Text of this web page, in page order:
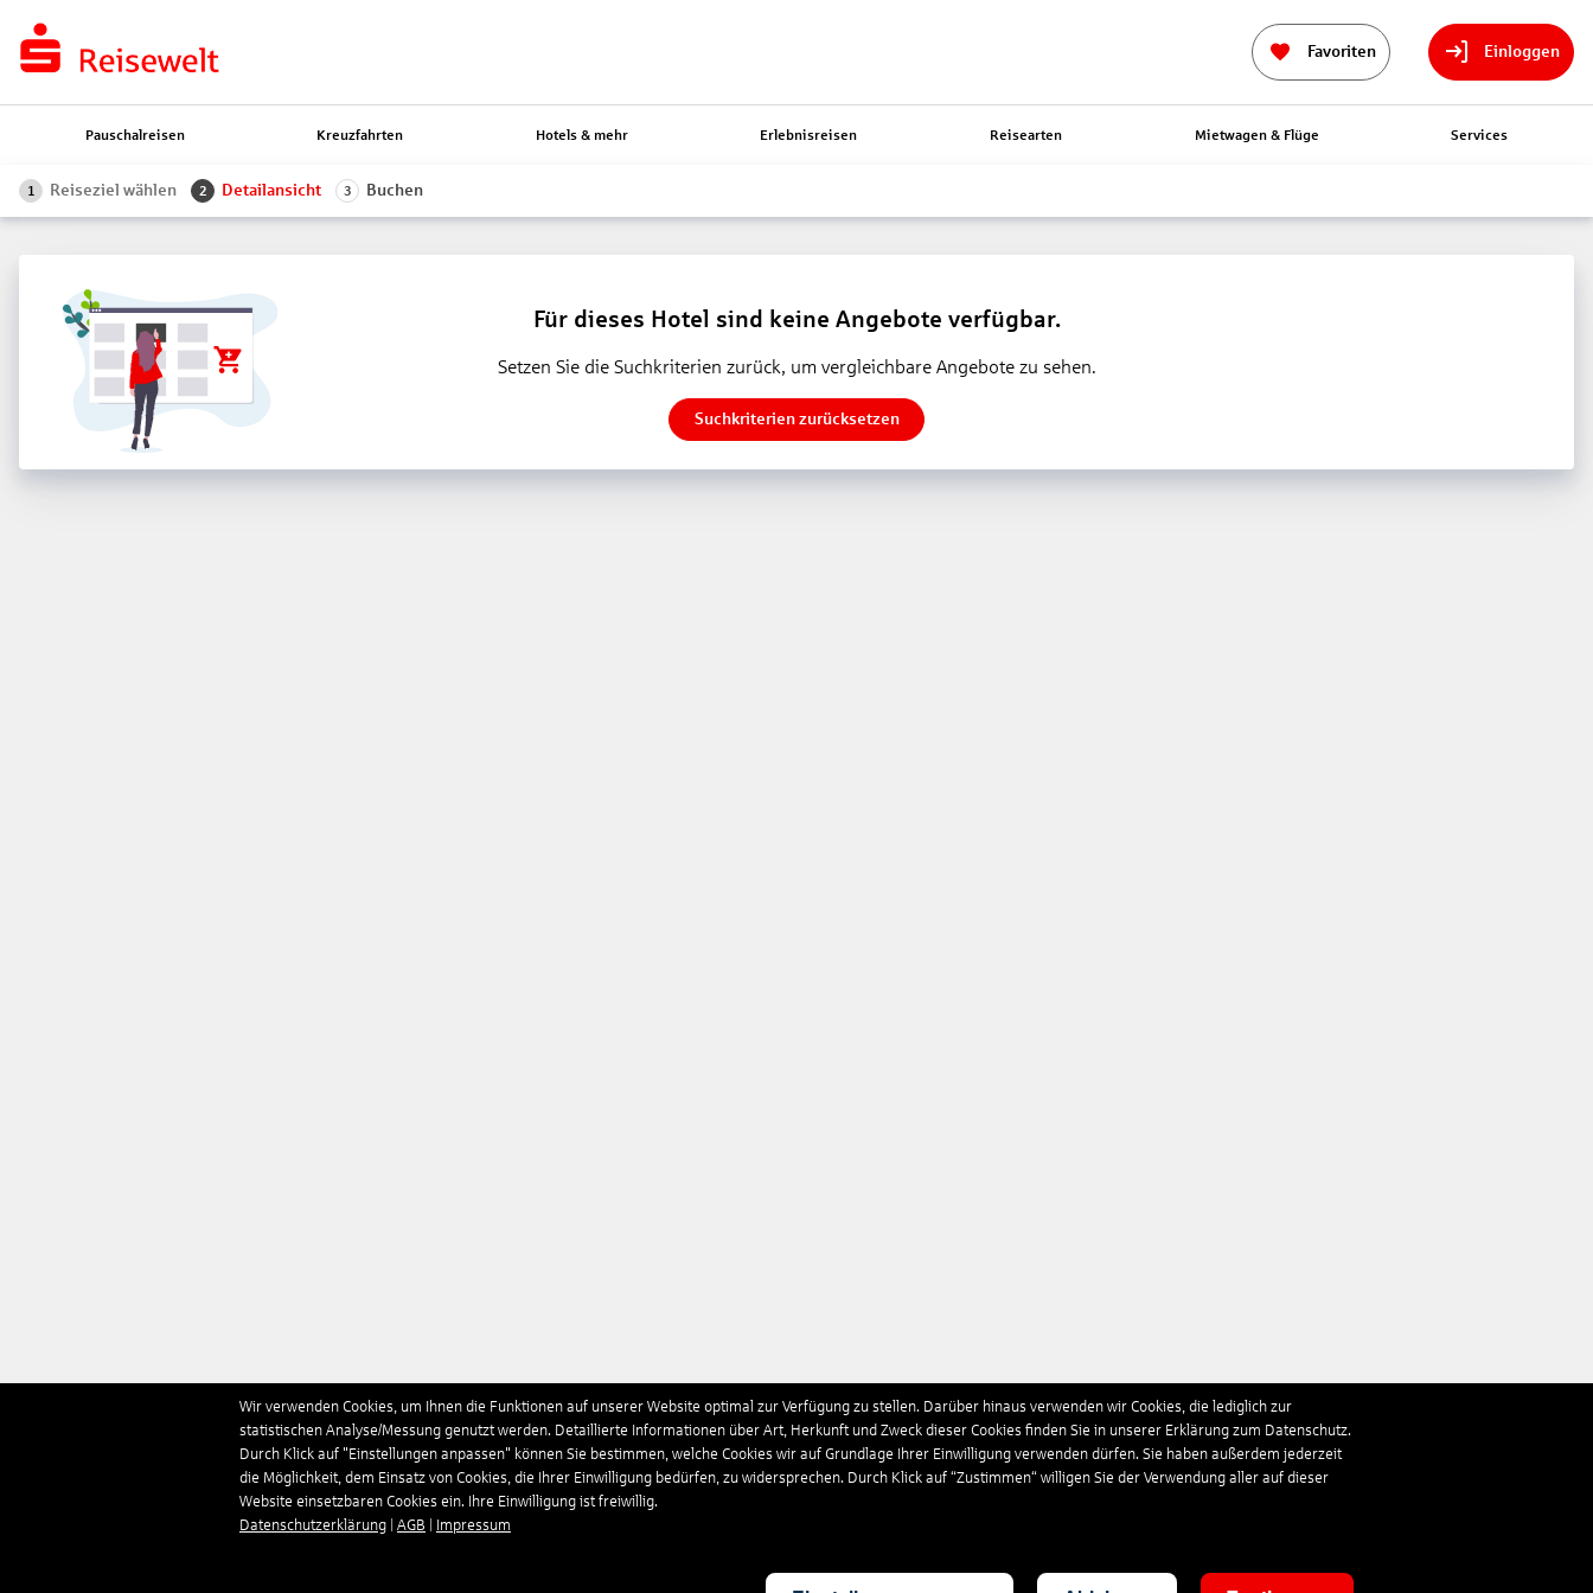
Favoriten Einloggen
Pauschalreisen Kreuzfahrten Hotels & mehr Erlebnisreisen Reisearten Mietwagen & Flüge Services
1 Reiseziel wählen 2 Detailansicht 3 Buchen
Für dieses Hotel sind keine Angebote verfügbar.
Setzen Sie die Suchkriterien zurück, um vergleichbare Angebote zu sehen.
Suchkriterien zurücksetzen
Wir verwenden Cookies, um Ihnen die Funktionen auf unserer Website optimal zur Verfügung zu stellen. Darüber hinaus verwenden wir Cookies, die lediglich zur
statistischen Analyse/Messung genutzt werden. Detaillierte Informationen über Art, Herkunft und Zweck dieser Cookies finden Sie in unserer Erklärung zum Datenschutz.
Durch Klick auf "Einstellungen anpassen" können Sie bestimmen, welche Cookies wir auf Grundlage Ihrer Einwilligung verwenden dürfen. Sie haben außerdem jederzeit
die Möglichkeit, dem Einsatz von Cookies, die Ihrer Einwilligung bedürfen, zu widersprechen. Durch Klick auf “Zustimmen“ willigen Sie der Verwendung aller auf dieser
Website einsetzbaren Cookies ein. Ihre Einwilligung ist freiwillig.
Datenschutzerklärung
AGB Impressum